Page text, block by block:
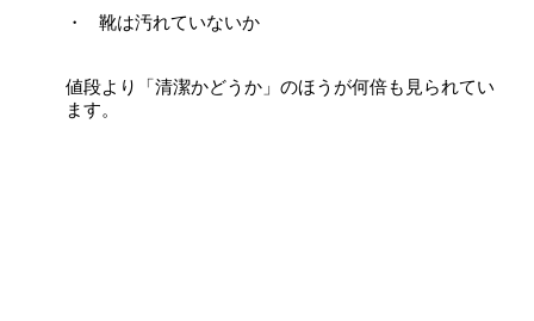
靴は汚れていないか
値段より「清潔かどうか」のほうが何倍も見られてい
ます。